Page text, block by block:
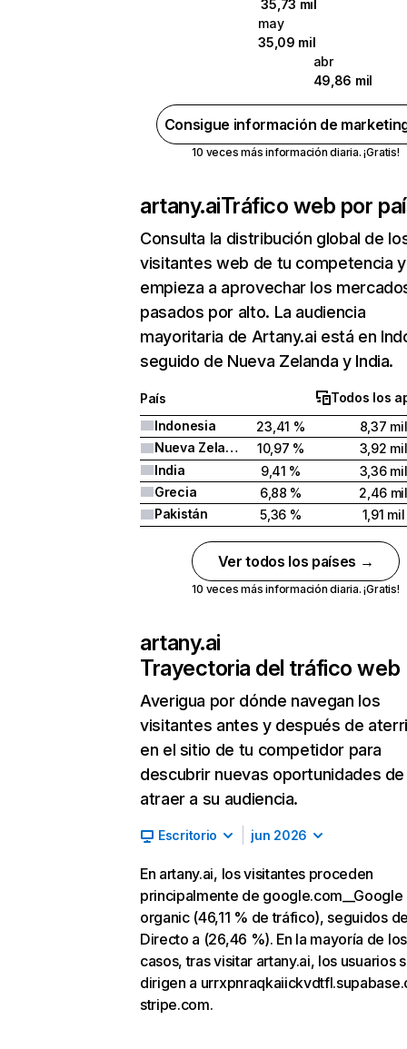
35,73 mil
may
35,09 mil
abr
49,86 mil
Consigue información de
10 veces más información diaria. ¡Gratis!
artany.aiTráfico web por
Consulta la distribución global de
visitantes web de tu competencia y
empieza a aprovechar los
pasados por alto. La audiencia
mayoritaria de Artany.ai está en
seguido de Nueva Zelanda y India.
País
Todos los
Indonesia
23,41 %
8,37 mil
Nueva Zelanda
10,97 %
3,92 mil
India
9,41 %
3,36 mil
Grecia
6,88 %
2,46 mil
Pakistán
5,36 % 1,91 mil
Ver todos los países →
10 veces más información diaria. ¡Gratis!
artany.ai
Trayectoria del tráfico web
Averigua por dónde navegan los
visitantes antes y después de
en el sitio de tu competidor para
descubrir nuevas oportunidades de
atraer a su audiencia.
Escritorio jun 2026
En artany.ai, los visitantes proceden
principalmente de google.com__Google
organic (46,11 % de tráfico), seguidos
Directo a (26,46 %). En la mayoría de los
casos, tras visitar artany.ai, los usuarios
dirigen a
stripe.com.